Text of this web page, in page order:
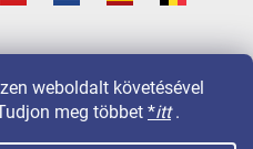
weboldalt követésével
meg többet *itt.